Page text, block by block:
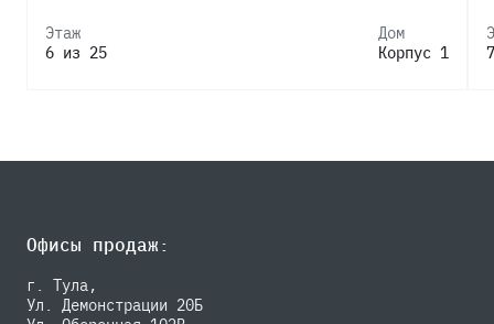
Этаж
6 из 25
Дом
Корпус 1
Офисы продаж:
г. Тула,
Ул. Демонстрации 20Б